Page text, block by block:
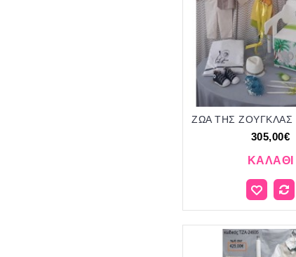
305,00€
ΚΑΛΆΘΙ